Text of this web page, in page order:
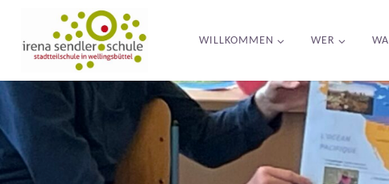
content
WILLKOMMEN WER